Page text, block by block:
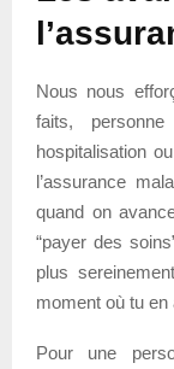
Nous nous
faits,
hospitalisation
l’assurance
quand on
“payer des
plus
moment où tu en
Pour une